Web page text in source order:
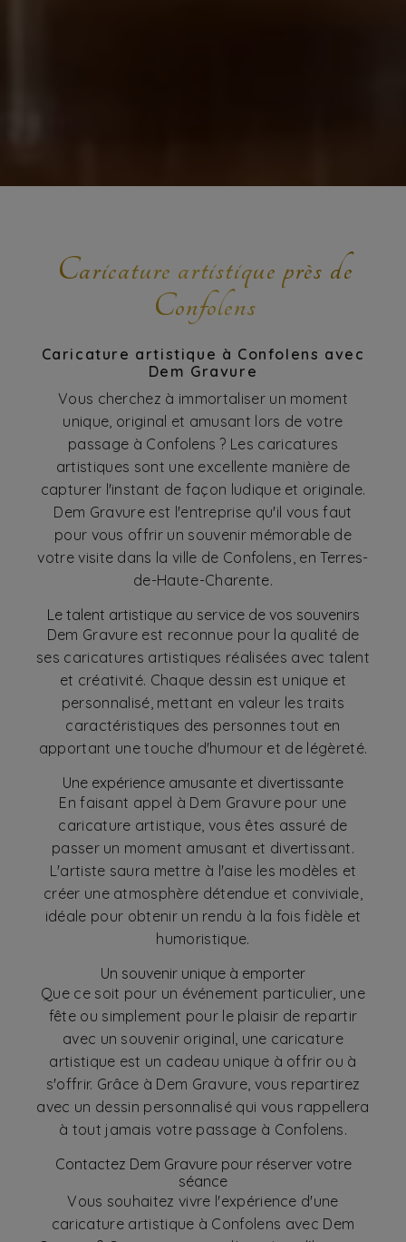
Caricature artistique près de
Confolens
Caricature artistique à Confolens avec
Dem Gravure
Vous cherchez à immortaliser un moment
unique, original et amusant lors de votre
passage à Confolens ? Les caricatures
artistiques sont une excellente manière de
capturer l'instant de façon ludique et originale.
Dem Gravure est l'entreprise qu'il vous faut
pour vous offrir un souvenir mémorable de
votre visite dans la ville de Confolens, en Terres-
de-Haute-Charente.
Le talent artistique au service de vos souvenirs
Dem Gravure est reconnue pour la qualité de
ses caricatures artistiques réalisées avec talent
et créativité. Chaque dessin est unique et
personnalisé, mettant en valeur les traits
caractéristiques des personnes tout en
apportant une touche d'humour et de légèreté.
Une expérience amusante et divertissante
En faisant appel à Dem Gravure pour une
caricature artistique, vous êtes assuré de
passer un moment amusant et divertissant.
L'artiste saura mettre à l'aise les modèles et
créer une atmosphère détendue et conviviale,
idéale pour obtenir un rendu à la fois fidèle et
humoristique.
Un souvenir unique à emporter
Que ce soit pour un événement particulier, une
fête ou simplement pour le plaisir de repartir
avec un souvenir original, une caricature
artistique est un cadeau unique à offrir ou à
s'offrir. Grâce à Dem Gravure, vous repartirez
avec un dessin personnalisé qui vous rappellera
à tout jamais votre passage à Confolens.
Contactez Dem Gravure pour réserver votre
séance
Vous souhaitez vivre l'expérience d'une
caricature artistique à Confolens avec Dem